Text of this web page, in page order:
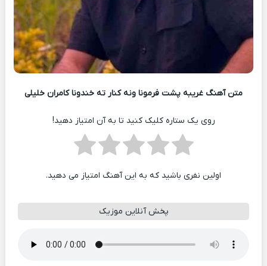
متن آهنگ غریبه پشت فرمونا ونه کنار ته خندونا کامران خلیلی
روی یک ستاره کلیک کنید تا به آن امتیاز دهید!
اولین نفری باشید که به این آهنگ امتیاز می دهید.
پخش آنلاین موزیک